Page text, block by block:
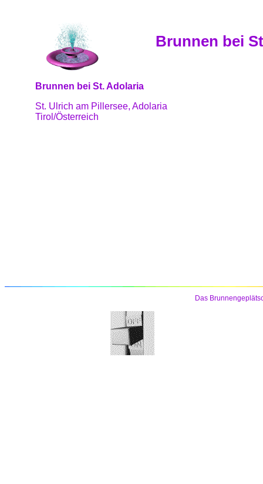
Brunnen bei
Brunnen bei St. Adolaria
St. Ulrich am Pillersee, Adolaria
Tirol/Österreich
Das